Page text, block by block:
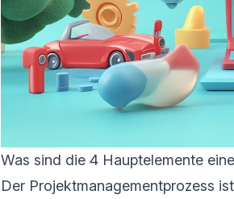
Was sind die 4 Hauptelemente
Der Projektmanagementprozess